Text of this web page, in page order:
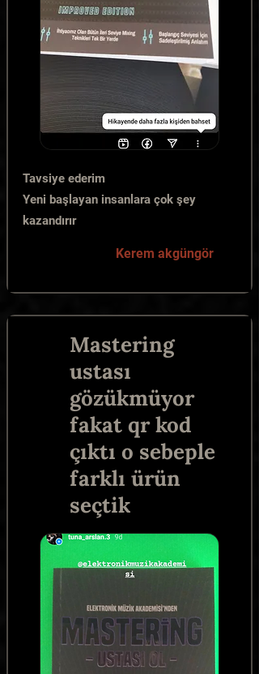
Tavsiye ederim
Yeni başlayan insanlara çok şey
kazandırır
Kerem akgüngör
Mastering
ustası
gözükmüyor
fakat qr kod
çıktı o sebeple
farklı ürün
seçtik